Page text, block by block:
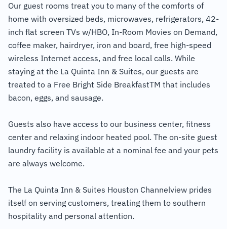
Our guest rooms treat you to many of the comforts of
home with oversized beds, microwaves, refrigerators, 42-
inch flat screen TVs w/HBO, In-Room Movies on Demand,
coffee maker, hairdryer, iron and board, free high-speed
wireless Internet access, and free local calls. While
staying at the La Quinta Inn & Suites, our guests are
treated to a Free Bright Side BreakfastTM that includes
bacon, eggs, and sausage.
Guests also have access to our business center, fitness
center and relaxing indoor heated pool. The on-site guest
laundry facility is available at a nominal fee and your pets
are always welcome.
The La Quinta Inn & Suites Houston Channelview prides
itself on serving customers, treating them to southern
hospitality and personal attention.